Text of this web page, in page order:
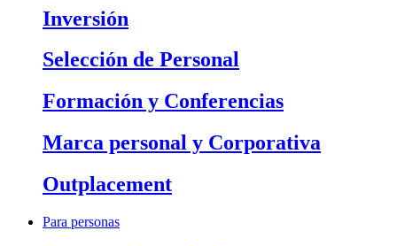
Inversión
Selección de Personal
Formación y Conferencias
Marca personal y Corporativa
Outplacement
Para personas